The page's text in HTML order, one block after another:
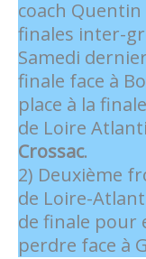
coach
finales inter-
Samedi
finale face à
place à la
de Loire
Crossac.
2) Deuxième
de Loire-
de finale pour
perdre face à